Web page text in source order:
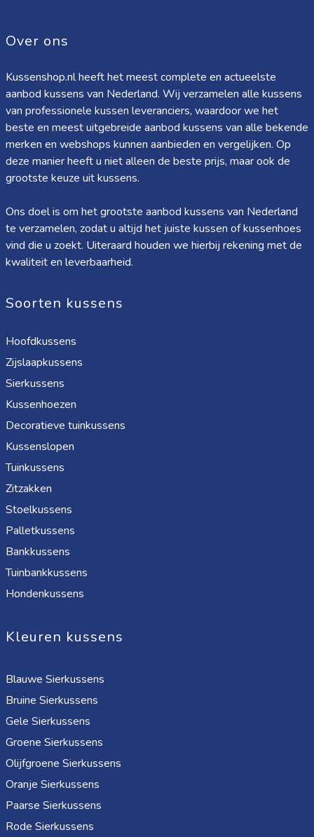
Over ons
Kussenshop.nl heeft het meest complete en actueelste
aanbod kussens van Nederland. Wij verzamelen alle kussens
van professionele kussen leveranciers, waardoor we het
beste en meest uitgebreide aanbod kussens van alle bekende
merken en webshops kunnen aanbieden en vergelijken. Op
deze manier heeft u niet alleen de beste prijs, maar ook de
grootste keuze uit kussens.
Ons doel is om het grootste aanbod kussens van Nederland
te verzamelen, zodat u altijd het juiste kussen of kussenhoes
vind die u zoekt. Uiteraard houden we hierbij rekening met de
kwaliteit en leverbaarheid.
Soorten kussens
Hoofdkussens
Zijslaapkussens
Sierkussens
Kussenhoezen
Decoratieve tuinkussens
Kussenslopen
Tuinkussens
Zitzakken
Stoelkussens
Palletkussens
Bankkussens
Tuinbankkussens
Hondenkussens
Kleuren kussens
Blauwe Sierkussens
Bruine Sierkussens
Gele Sierkussens
Groene Sierkussens
Olijfgroene Sierkussens
Oranje Sierkussens
Paarse Sierkussens
Rode Sierkussens